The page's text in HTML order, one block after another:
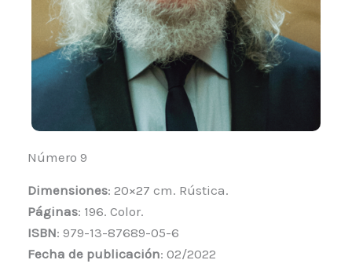
Número 9
Dimensiones: 20×27 cm. Rústica.
Páginas: 196. Color.
ISBN: 979-13-87689-05-6
Fecha de publicación: 02/2022